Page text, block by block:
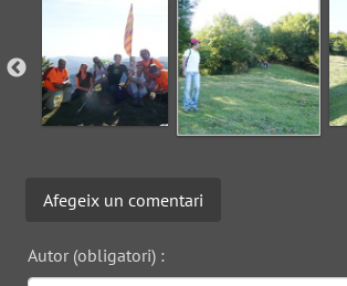
Afegeix un comentari
Autor (obligatori) :